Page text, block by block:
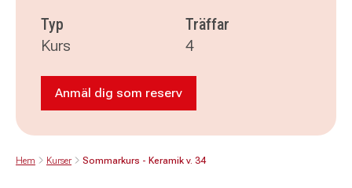
Typ
Kurs
Träffar
4
Anmäl dig som reserv till Sommarkurs -
Anmäl dig som reserv
Hem Kurser Sommarkurs - Keramik v. 34